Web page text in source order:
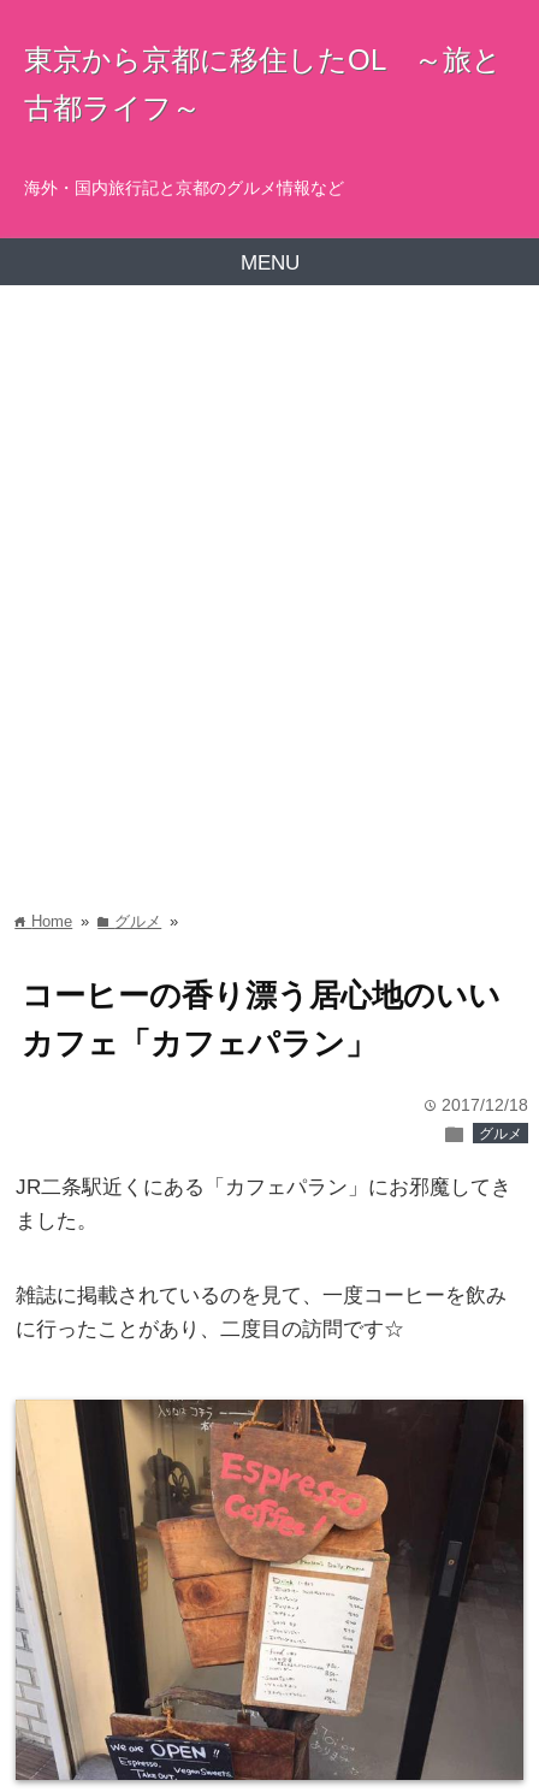
東京から京都に移住したOL ～旅と
古都ライフ～
海外・国内旅行記と京都のグルメ情報など
MENU
home Home » folder グルメ »
コーヒーの香り漂う居心地のいい
カフェ「カフェパラン」
time 2017/12/18
folder グルメ
JR二条駅近くにある「カフェパラン」にお邪魔してき
ました。
雑誌に掲載されているのを見て、一度コーヒーを飲み
に行ったことがあり、二度目の訪問です☆